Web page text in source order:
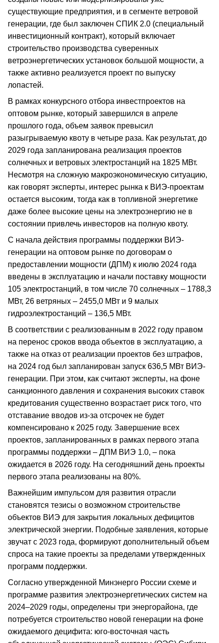
существующие предприятия, и в сегменте ветровой
генерации, где был заключен СПИК 2.0 (специальный
инвестиционный контракт), который включает
строительство производства суверенных
ветроэнергетических установок большой мощности, а
также активно реализуется проект по выпуску
лопастей.
В рамках конкурсного отбора инвестпроектов на
оптовом рынке, который завершился в апреле
прошлого года, объем заявок превысил
разыгрываемую квоту в четыре раза. Как результат, до
2029 года запланирована реализация проектов
солнечных и ветровых электростанций на 1825 МВт.
Несмотря на сложную макроэкономическую ситуацию,
как говорят эксперты, интерес рынка к ВИЭ-проектам
остается высоким, тогда как в топливной энергетике
даже более высокие цены на электроэнергию не в
состоянии привлечь инвесторов на полную квоту.
С начала действия программы поддержки ВИЭ-
генерации на оптовом рынке по договорам о
предоставлении мощности (ДПМ) к июлю 2024 года
введены в эксплуатацию и начали поставку мощности
105 электростанций, в том числе 70 солнечных – 1788,3
МВт, 26 ветряных – 2455,0 МВт и 9 малых
гидроэлектростанций – 136,5 МВт.
В соответствии с реализованным в 2022 году правом
на перенос сроков ввода объектов в эксплуатацию, а
также на отказ от реализации проектов без штрафов,
на 2024 год был запланирован запуск 636,5 МВт ВИЭ-
генерации. При этом, как считают эксперты, на фоне
санкционного давления и сохранения высоких ставок
кредитования существенно возрастает риск того, что
отставание вводов из-за отсрочек не будет
компенсировано к 2025 году. Завершение всех
проектов, запланированных в рамках первого этапа
программы поддержки – ДПМ ВИЭ 1.0, – пока
ожидается в 2026 году. На сегодняшний день проекты
первого этапа реализованы на 80%.
Важнейшим импульсом для развития отрасли
становятся тезисы о возможном строительстве
объектов ВИЭ для закрытия локальных дефицитов
электрической энергии. Подобные заявления, которые
звучат с 2023 года, формируют дополнительный объем
спроса на такие проекты за пределами утвержденных
программ поддержки.
Согласно утвержденной Минэнерго России схеме и
программе развития электроэнергетических систем на
2024–2029 годы, определены три энергорайона, где
потребуется строительство новой генерации на фоне
ожидаемого децифита: юго-восточная часть